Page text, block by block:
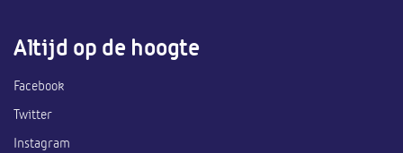
Altijd op de hoogte
Facebook
Twitter
Instagram